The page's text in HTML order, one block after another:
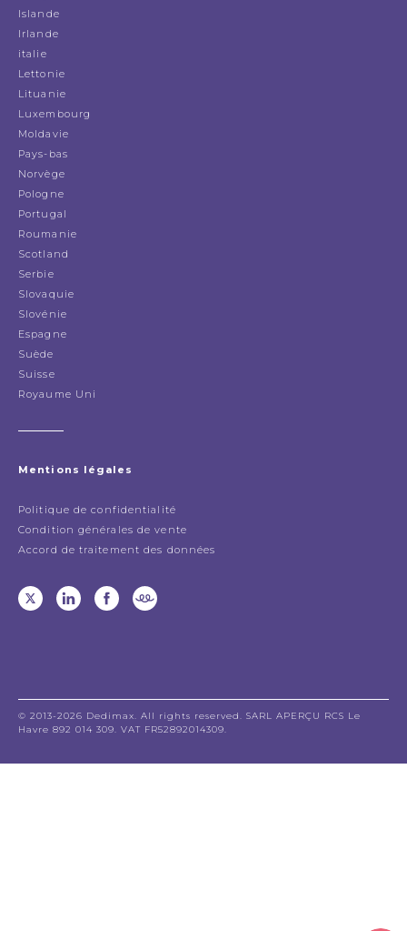
Islande
Irlande
italie
Lettonie
Lituanie
Luxembourg
Moldavie
Pays-bas
Norvège
Pologne
Portugal
Roumanie
Scotland
Serbie
Slovaquie
Slovénie
Espagne
Suède
Suisse
Royaume Uni
Mentions légales
Politique de confidentialité
Condition générales de vente
Accord de traitement des données
© 2013-2026 Dedimax. All rights reserved. SARL APERÇU RCS Le
Havre 892 014 309. VAT FR52892014309.